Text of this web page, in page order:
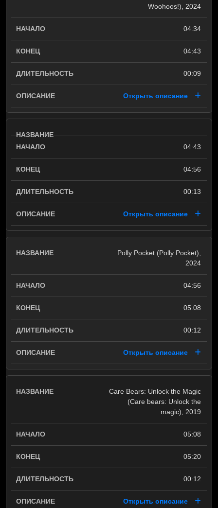
Woohoos!), 2024
04:34
04:43
00:09
Открыть описание
04:43
04:56
00:13
Открыть описание
Polly Pocket (Polly Pocket),
2024
04:56
05:08
00:12
Открыть описание
Care Bears: Unlock the Magic
(Care bears: Unlock the
magic), 2019
05:08
05:20
00:12
Открыть описание